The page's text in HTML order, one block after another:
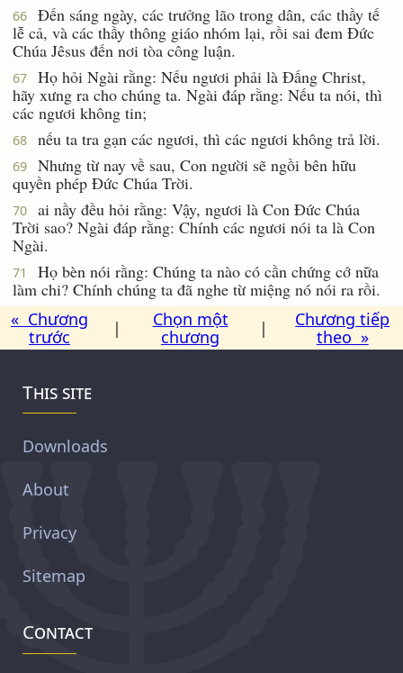
66
Ðến sáng ngày, các trưởng lão trong dân, các thầy tế
lễ cả, và các thầy thông giáo nhóm lại, rồi sai đem Ðức
Chúa Jêsus đến nơi tòa công luận.
67
Họ hỏi Ngài rằng: Nếu ngươi phải là Ðấng Christ,
hãy xưng ra cho chúng ta. Ngài đáp rằng: Nếu ta nói, thì
các ngươi không tin;
68 nếu ta tra gạn các ngươi, thì các ngươi không trả lời.
69
Nhưng từ nay về sau, Con người sẽ ngồi bên hữu
quyền phép Ðức Chúa Trời.
70
ai nầy đều hỏi rằng: Vậy, ngươi là Con Ðức Chúa
Trời sao? Ngài đáp rằng: Chính các ngươi nói ta là Con
Ngài.
71
Họ bèn nói rằng: Chúng ta nào có cần chứng cớ nữa
làm chi? Chính chúng ta đã nghe từ miệng nó nói ra rồi.
« Chương
trước
|
Chọn một
chương
|
Chương tiếp
theo »
This site
Downloads
About
Privacy
Sitemap
Contact